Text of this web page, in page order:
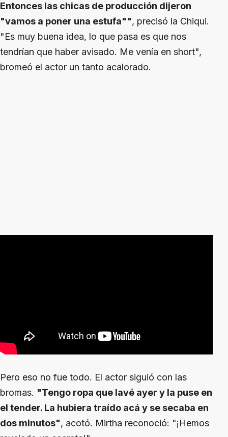
Entonces las chicas de producción dijeron
"vamos a poner una estufa"", precisó la Chiqui.
"Es muy buena idea, lo que pasa es que nos
tendrían que haber avisado. Me venía en short",
bromeó el actor un tanto acalorado.
Pero eso no fue todo. El actor siguió con las
bromas. "Tengo ropa que lavé ayer y la puse en
el tender. La hubiera traído acá y se secaba en
dos minutos", acotó. Mirtha reconoció: "¡Hemos